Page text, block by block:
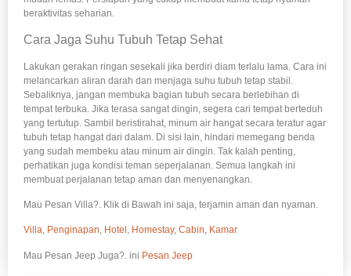
beraktivitas seharian.
Cara Jaga Suhu Tubuh Tetap Sehat
Lakukan gerakan ringan sesekali jika berdiri diam terlalu lama. Cara ini
melancarkan aliran darah dan menjaga suhu tubuh tetap stabil.
Sebaliknya, jangan membuka bagian tubuh secara berlebihan di
tempat terbuka. Jika terasa sangat dingin, segera cari tempat berteduh
yang tertutup. Sambil beristirahat, minum air hangat secara teratur agar
tubuh tetap hangat dari dalam. Di sisi lain, hindari memegang benda
yang sudah membeku atau minum air dingin. Tak kalah penting,
perhatikan juga kondisi teman seperjalanan. Semua langkah ini
membuat perjalanan tetap aman dan menyenangkan.
Mau Pesan Villa?. Klik di Bawah ini saja, terjamin aman dan nyaman.
Villa, Penginapan, Hotel , Homestay, Cabin, Kamar
Mau Pesan Jeep Juga?. ini Pesan Jeep